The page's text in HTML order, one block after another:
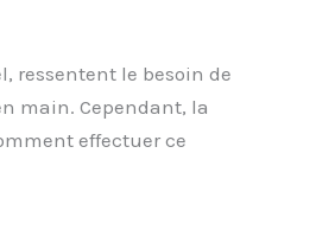
ressentent le besoin de
main. Cependant, la
effectuer ce